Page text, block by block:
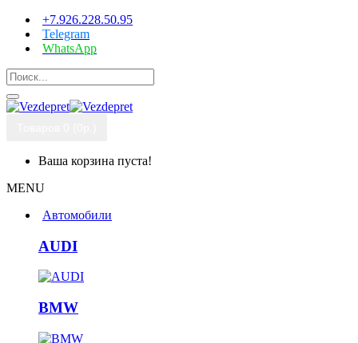
+7.926.228.50.95
Telegram
WhatsApp
Ваша корзина пуста!
MENU
Автомобили
AUDI
BMW